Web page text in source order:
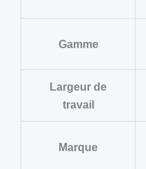
Gamme
Largeur de
travail
Marque